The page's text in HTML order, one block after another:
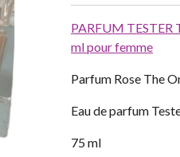
PARFUM TESTER
ml pour femme
Parfum Rose The
Eau de parfum
75 ml